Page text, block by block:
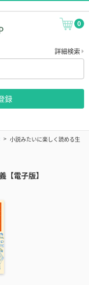
0
詳細検索
録
小説みたいに楽しく読める生
【電子版】